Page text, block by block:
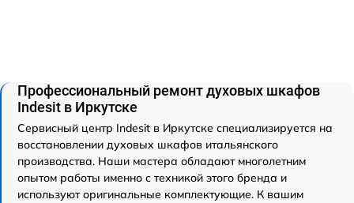
Профессиональный ремонт духовых шкафов
Indesit в Иркутске
Сервисный центр Indesit в Иркутске специализируется на
восстановлении духовых шкафов итальянского
производства. Наши мастера обладают многолетним
опытом работы именно с техникой этого бренда и
используют оригинальные комплектующие. К вашим